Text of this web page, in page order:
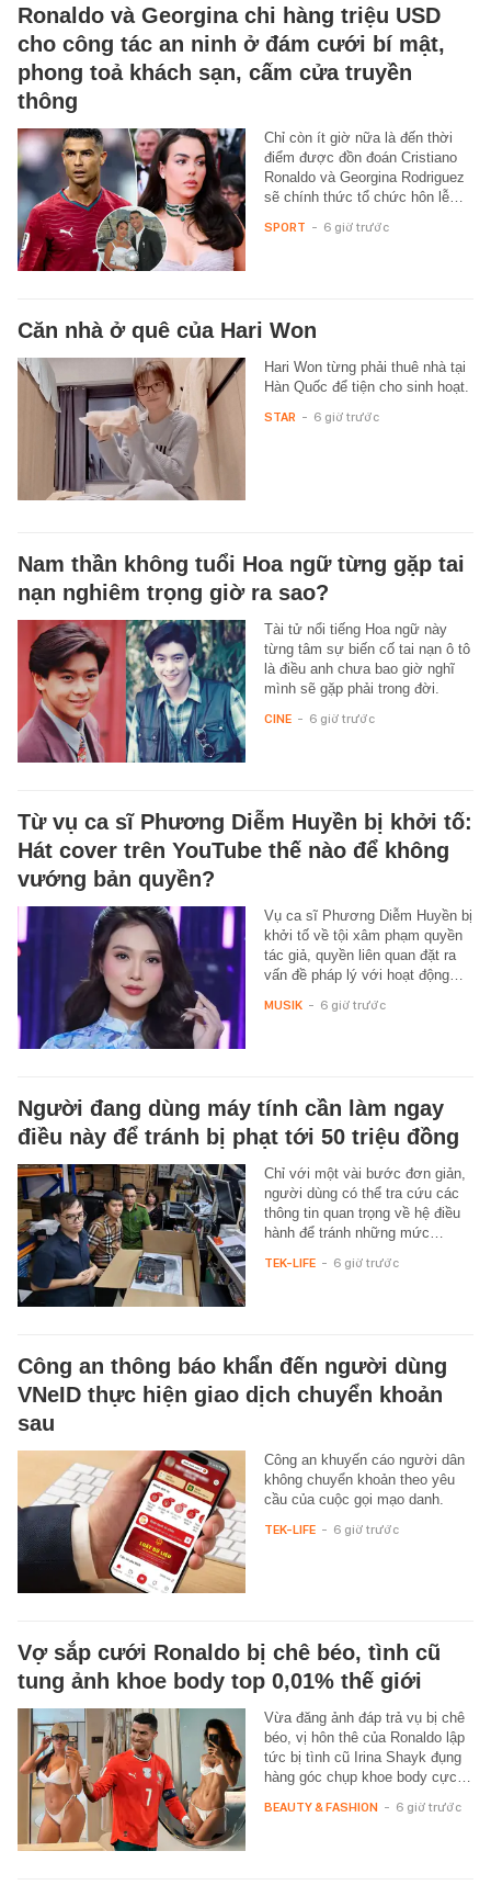
Ronaldo và Georgina chi hàng triệu USD
cho công tác an ninh ở đám cưới bí mật,
phong toả khách sạn, cấm cửa truyền
thông
Chỉ còn ít giờ nữa là đến thời
điểm được đồn đoán Cristiano
Ronaldo và Georgina Rodriguez
sẽ chính thức tổ chức hôn lễ…
SPORT - 6 giờ trước
Căn nhà ở quê của Hari Won
Hari Won từng phải thuê nhà tại
Hàn Quốc để tiện cho sinh hoạt.
STAR - 6 giờ trước
Nam thần không tuổi Hoa ngữ từng gặp tai
nạn nghiêm trọng giờ ra sao?
Tài tử nổi tiếng Hoa ngữ này
từng tâm sự biến cố tai nạn ô tô
là điều anh chưa bao giờ nghĩ
mình sẽ gặp phải trong đời.
CINE - 6 giờ trước
Từ vụ ca sĩ Phương Diễm Huyền bị khởi tố:
Hát cover trên YouTube thế nào để không
vướng bản quyền?
Vụ ca sĩ Phương Diễm Huyền bị
khởi tố về tội xâm phạm quyền
tác giả, quyền liên quan đặt ra
vấn đề pháp lý với hoạt động…
MUSIK - 6 giờ trước
Người đang dùng máy tính cần làm ngay
điều này để tránh bị phạt tới 50 triệu đồng
Chỉ với một vài bước đơn giản,
người dùng có thể tra cứu các
thông tin quan trọng về hệ điều
hành để tránh những mức…
TEK-LIFE - 6 giờ trước
Công an thông báo khẩn đến người dùng
VNeID thực hiện giao dịch chuyển khoản
sau
Công an khuyến cáo người dân
không chuyển khoản theo yêu
cầu của cuộc gọi mạo danh.
TEK-LIFE - 6 giờ trước
Vợ sắp cưới Ronaldo bị chê béo, tình cũ
tung ảnh khoe body top 0,01% thế giới
Vừa đăng ảnh đáp trả vụ bị chê
béo, vị hôn thê của Ronaldo lập
tức bị tình cũ Irina Shayk đụng
hàng góc chụp khoe body cực…
BEAUTY & FASHION - 6 giờ trước